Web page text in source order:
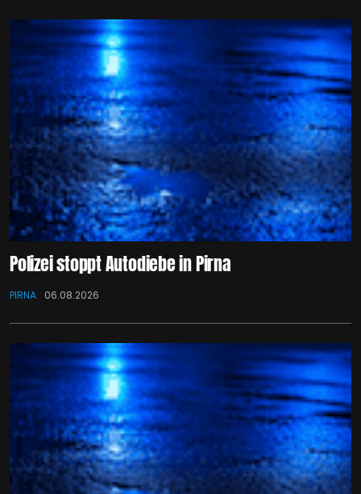
Polizei stoppt Autodiebe in Pirna
PIRNA 06.08.2026